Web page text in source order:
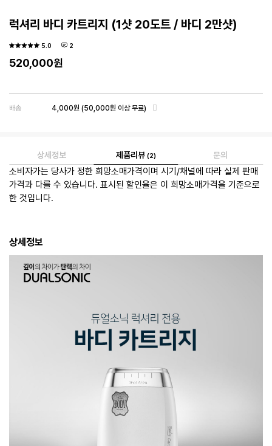
럭셔리 바디 카트리지 (1샷 20도트 / 바디 2만샷)
520,000원
5.0 2
배송 4,000원 (50,000원 이상 무료)
상세정보 제품리뷰 2 문의
소비자가는 당사가 정한 희망소매가격이며 시기/채널에 따라 실제 판매
가격과 다를 수 있습니다. 표시된 할인율은 이 희망소매가격을 기준으로
한 것입니다.
상세정보